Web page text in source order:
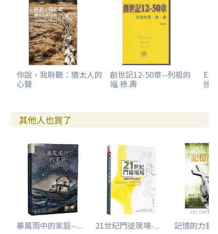
結語 在俗成聖：屬於每個人的自由選擇
你說，我聆聽：猶太人的
心聲
創世記12-50章--列祖的
福.祿.壽
E-
迷.
其他人也買了
暴風雨中的家庭--... 21世紀門徒現場-... 記憶的力量